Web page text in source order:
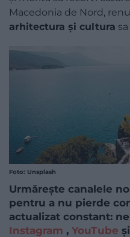
Macedonia de Nord,
arhitectura și cultura
Foto: Unsplash
Urmărește canalele
pentru a nu pierde
actualizat constant:
Instagram , YouTube și